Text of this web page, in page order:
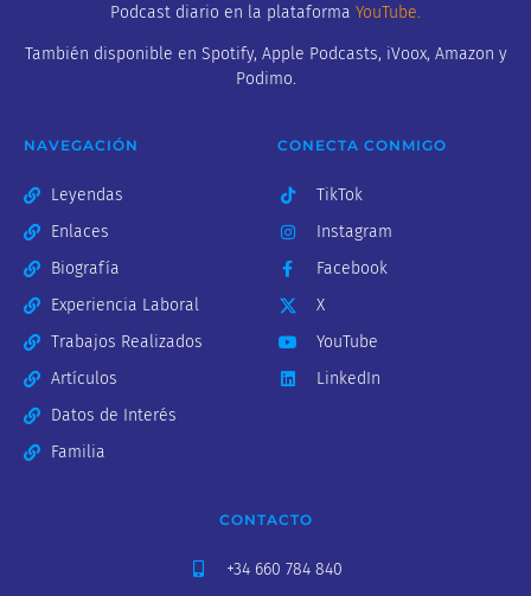
Podcast diario en la plataforma YouTube.
También disponible en Spotify, Apple Podcasts, iVoox, Amazon y
Podimo.
NAVEGACIÓN
Leyendas
Enlaces
Biografía
Experiencia Laboral
Trabajos Realizados
Artículos
Datos de Interés
Familia
CONECTA CONMIGO
TikTok
Instagram
Facebook
X
YouTube
LinkedIn
CONTACTO
+34 660 784 840